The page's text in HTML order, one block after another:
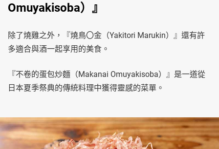
Omuyakisoba）』
除了燒雞之外，『燒鳥〇金（Yakitori Marukin）』還有許
多適合與酒一起享用的美食。
『不卷的蛋包炒麵（Makanai Omuyakisoba）』是一道從
日本夏季祭典的傳統料理中獲得靈感的菜單。